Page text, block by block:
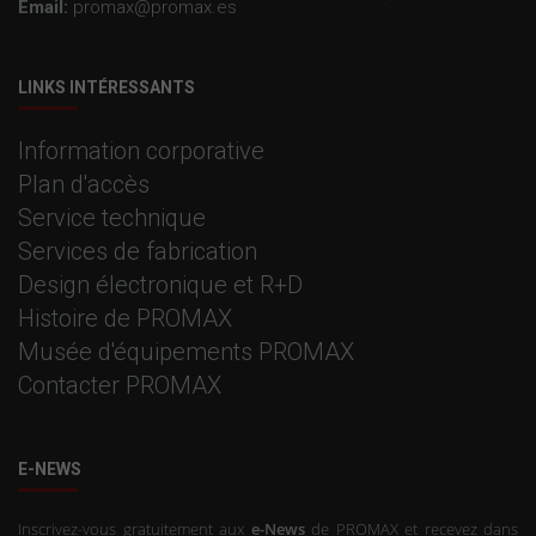
Email: promax@promax.es
LINKS INTÉRESSANTS
Information corporative
Plan d'accès
Service technique
Services de fabrication
Design électronique et R+D
Histoire de PROMAX
Musée d'équipements PROMAX
Contacter PROMAX
E-NEWS
Inscrivez-vous gratuitement aux e-Newsde PROMAX et recevez dans